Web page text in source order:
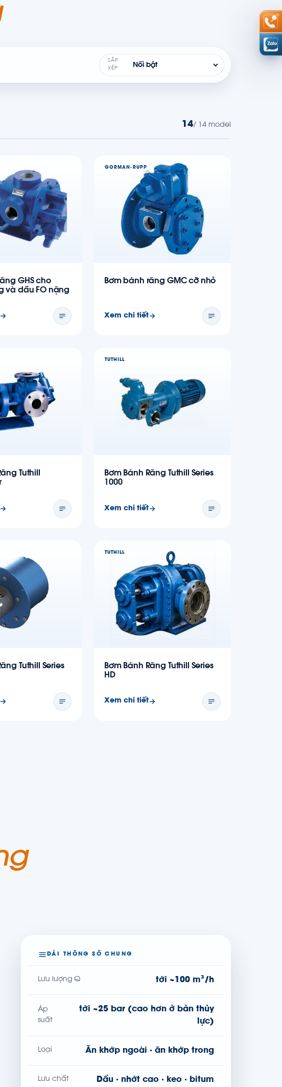
SẮP
XẾP
14/ 14 model
GHS cho
và dầu FO nặng
GORMAN-RUPP
Bơm bánh răng GMC cỡ nhỏ
Xem chi tiết
Tuthill
TUTHILL
Bơm Bánh Răng Tuthill Series
1000
Xem chi tiết
Tuthill Series
TUTHILL
Bơm Bánh Răng Tuthill Series
HD
Xem chi tiết
DẢI THÔNG SỐ CHUNG
Lưu lượng Q tới ~100 m³/h
Áp
suất
tới ~25 bar (cao hơn ở bản thủy
lực)
Loại Ăn khớp ngoài · ăn khớp trong
Lưu chất Dầu · nhớt cao · keo · bitum